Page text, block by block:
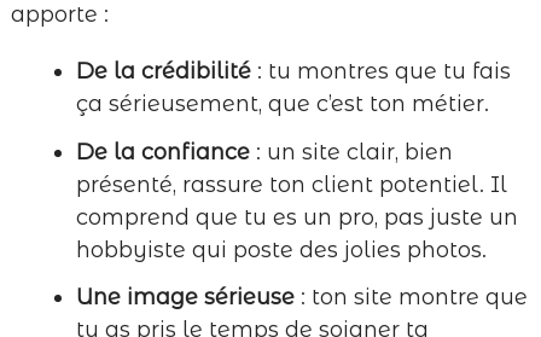
apporte :
De la crédibilité: tu montres que tu fais
ça sérieusement, que c’est ton métier.
De la confiance: un site clair, bien
présenté, rassure ton client potentiel. Il
comprend que tu es un pro, pas juste un
hobbyiste qui poste des jolies photos.
Une image sérieuse: ton site montre que
tu as pris le temps de soigner ta